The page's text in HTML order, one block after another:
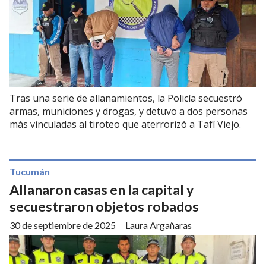
Tras una serie de allanamientos, la Policía secuestró
armas, municiones y drogas, y detuvo a dos personas
más vinculadas al tiroteo que aterrorizó a Tafí Viejo.
Allanaron casas en la capital y
secuestraron objetos robados
Laura Argañaras
Tucumán
30 de septiembre de 2025